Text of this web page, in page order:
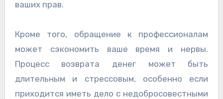
ваших прав.
Кроме того, обращение к профессионалам
может сэкономить ваше время и нервы.
Процесс возврата денег может быть
длительным и стрессовым, особенно если
приходится иметь дело с недобросовестными